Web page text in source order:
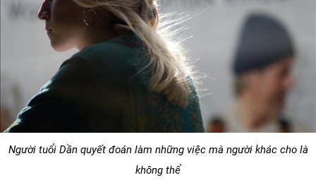
Người tuổi Dần quyết đoán làm những việc mà người khác cho là
không thể